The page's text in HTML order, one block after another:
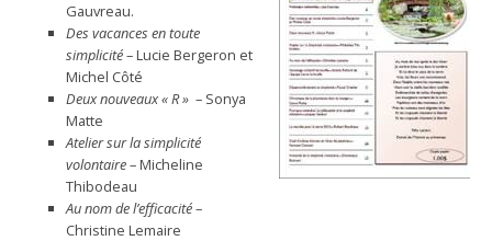
Gauvreau.
Des vacances en toute
simplicité– Lucie Bergeron et
Michel Côté
Deux nouveaux « R » – Sonya
Matte
Atelier sur la simplicité
volontaire– Micheline
Thibodeau
Au nom de l’efficacité–
Christine Lemaire